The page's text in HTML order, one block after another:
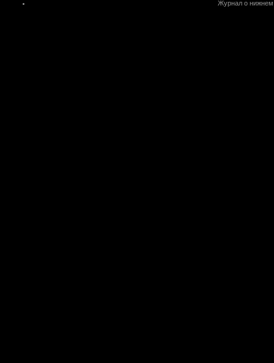
Журнал о нижнем